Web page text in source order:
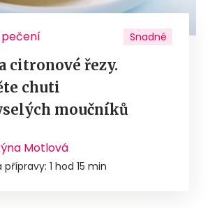
Snadné
citronové řezy.
chuti
moučníků
Motlová
přípravy: 1 hod 15 min